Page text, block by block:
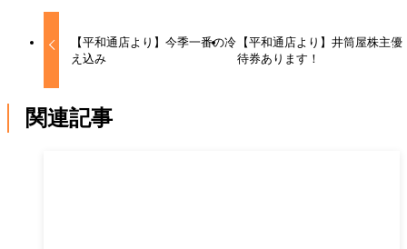
【平和通店より】今季一番の冷
え込み
【平和通店より】井筒屋株主優
待券あります！
関連記事